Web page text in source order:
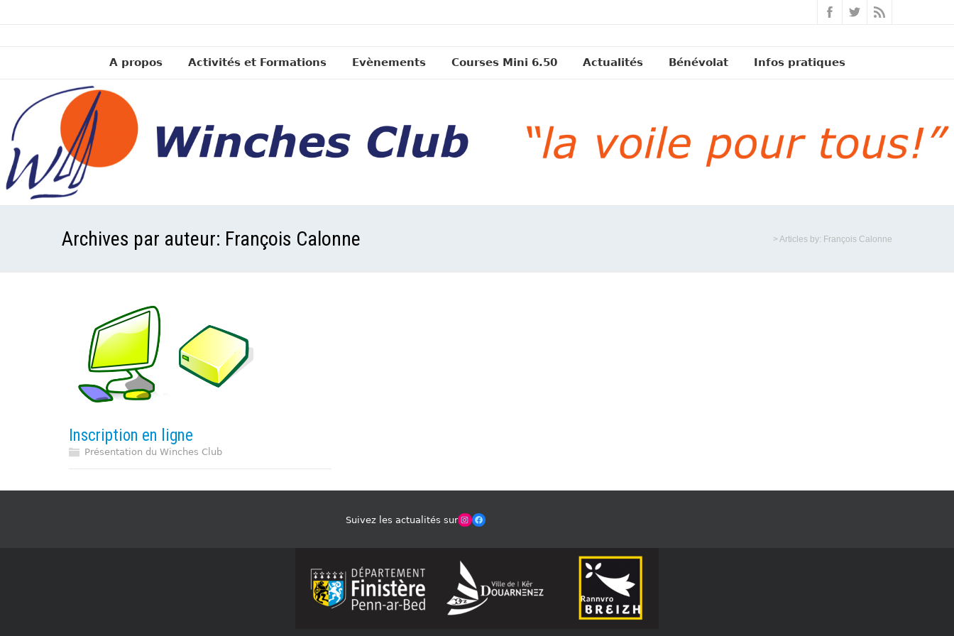
A propos Activités et Formations Evènements Courses Mini 6.50 Actualités Bénévolat Infos pratiques
Archives par auteur: François Calonne > Articles by: François Calonne
Inscription en ligne
Présentation du Winches Club
Suivez les actualités surWinches Club OfficielFacebook